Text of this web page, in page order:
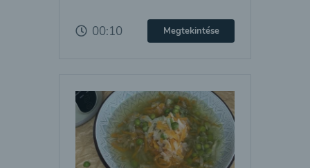
00:10 Megtekintése